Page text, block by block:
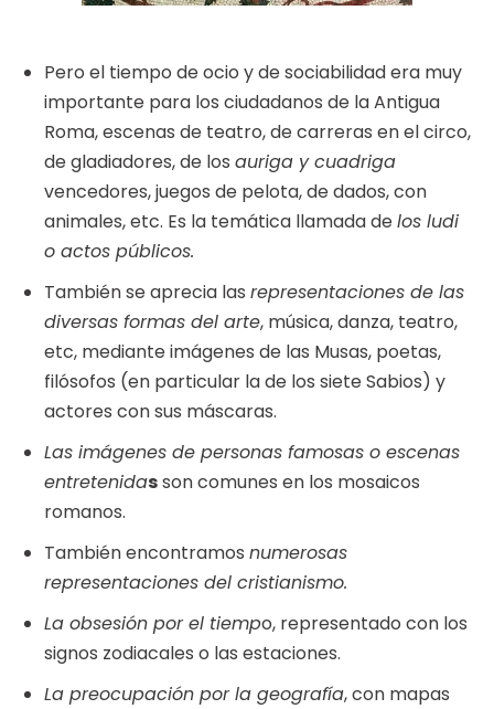
Pero el tiempo de ocio y de sociabilidad era muy
importante para los ciudadanos de la Antigua
Roma, escenas de teatro, de carreras en el circo,
de gladiadores, de los auriga y cuadriga
vencedores, juegos de pelota, de dados, con
animales, etc. Es la temática llamada delos ludi
o actos públicos.
También se aprecia las representaciones de las
diversas formas del arte, música, danza, teatro,
etc, mediante imágenes de las Musas, poetas,
filósofos (en particular la de los siete Sabios) y
actores con sus máscaras.
Las imágenes de personas famosas o escenas
entretenidasson comunes en los mosaicos
romanos.
También encontramos numerosas
representaciones del cristianismo.
La obsesión por el tiempo, representado con los
signos zodiacales o las estaciones.
La preocupación por la geografía, con mapas